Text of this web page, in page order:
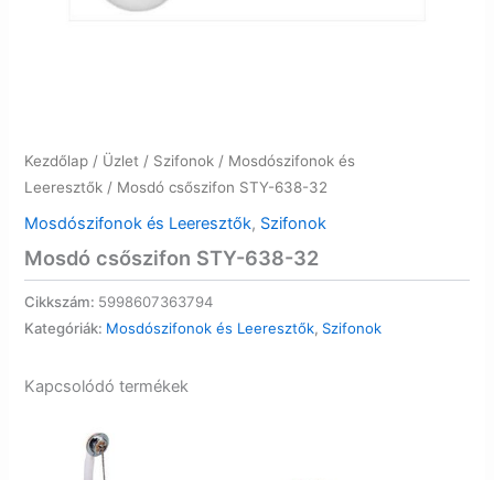
Kezdőlap / Üzlet / Szifonok / Mosdószifonok és
Leeresztők / Mosdó csőszifon STY-638-32
Mosdószifonok és Leeresztők, Szifonok
Mosdó csőszifon STY-638-32
Cikkszám: 5998607363794
Kategóriák: Mosdószifonok és Leeresztők, Szifonok
Kapcsolódó termékek